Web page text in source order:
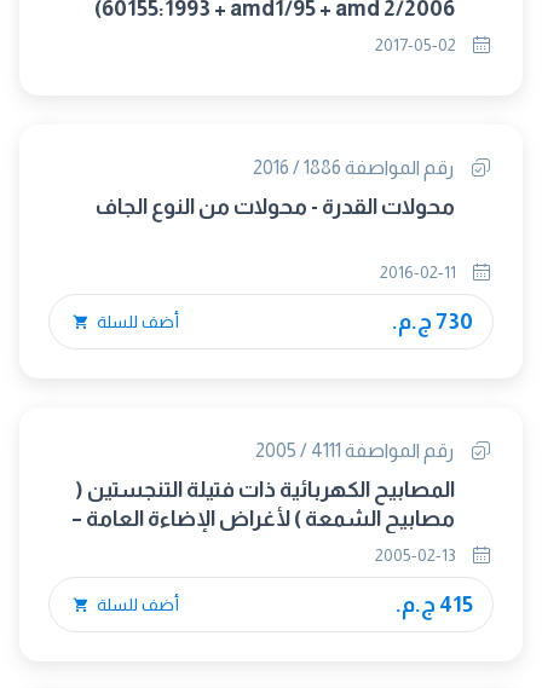
60155:1993 + amd1/95 + amd 2/2006)
(متبناه)
رقم المواصفة 1886 / 2016
محولات القدرة - محولات من النوع الجاف
730 ج.م. أضف للسلة
رقم المواصفة 4111 / 2005
المصابيح الكهربائية ذات فتيلة التنجستين (
مصابيح الشمعة ) لأغراض الإضاءة العامة –
المتطلبات العامة
415 ج.م. أضف للسلة